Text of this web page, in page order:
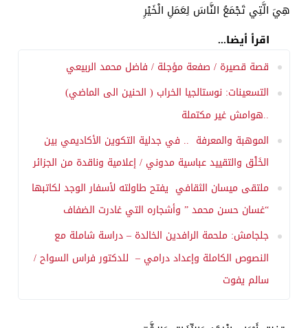
هِيَ الَّتِي تَجْمَعُ النَّاسَ لِعَمَلِ الْخَيْرِ
اقرأ أيضا...
قصة قصيرة / صفعة مؤجلة / فاضل محمد الربيعي
التسعينات: نوستالجيا الخراب ( الحنين الى الماضي)
..هوامش غير مكتملة
الموهبة والمعرفة .. في جدلية التكوين الأكاديمي بين
الخَلْق والتقييد عباسية مدوني / إعلامية وناقدة من الجزائر
ملتقى ميسان الثقافي يفتح طاولته لأسفار الوجد لكاتبها
“غسان حسن محمد ” وأشجاره التي غادرت الضفاف
جلجامش: ملحمة الرافدين الخالدة – دراسة شاملة مع
النصوص الكاملة وإعداد درامي – للدكتور فراس السواح /
سالم يفوت